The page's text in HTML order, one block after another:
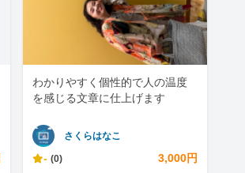
わかりやすく個性的で人の温度
を感じる文章に仕上げます
さくらはなこ
- (0) 3,000円